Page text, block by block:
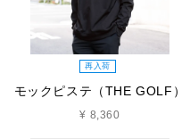
再入荷
モックピステ（THE GOLF）
¥ 8,360